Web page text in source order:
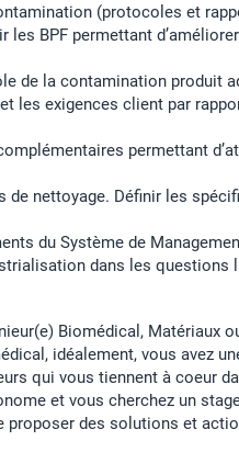
(protocoles et
BPF permettant
de la contamination produit
les exigences client par
permettant
de nettoyage. Définir les
du Système de
dans les questions
Biomédical, Matériaux
idéalement, vous avez
qui vous tiennent à coeur
et vous cherchez un
des solutions et